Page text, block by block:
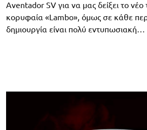
Aventador SV για να μας δείξει το νέο
κορυφαία «Lambo», όμως σε κάθε
δημιουργία είναι πολύ εντυπωσιακή…